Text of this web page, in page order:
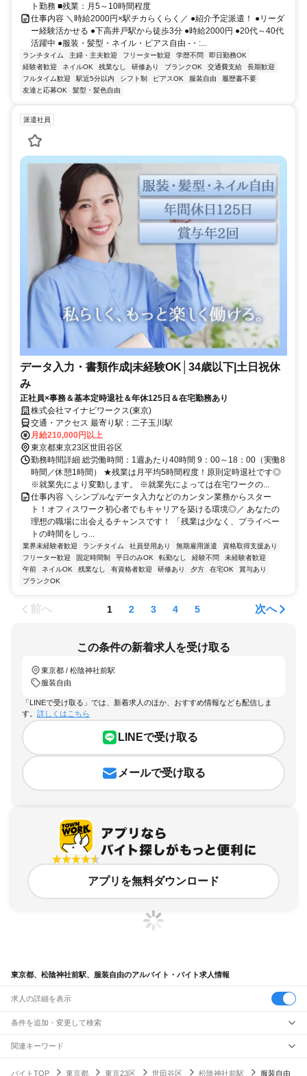
ト勤務 ■残業：月5～10時間程度
仕事内容 ＼時給2000円×駅チカらくらく／ ●紹介予定派遣！ ●リーダ
ー経験活かせる ●下高井戸駅から徒歩3分 ●時給2000円 ●20代～40代
活躍中 ●服装・髪型・ネイル・ピアス自由 -・:...
ランチタイム 主婦・主夫歓迎 フリーター歓迎 学歴不問
即日勤務OK
経験者歓迎
ネイルOK 残業なし 研修あり ブランクOK 交通費支給
長期歓迎
フルタイム歓迎
駅近5分以内 シフト制 ピアスOK 服装自由
履歴書不要
友達と応募OK
髪型・髪色自由
派遣社員
データ入力・書類作成|未経験OK│34歳以下|土日祝休
み
正社員×事務＆基本定時退社＆年休125日＆在宅勤務あり
株式会社マイナビワークス(東京)
交通・アクセス 最寄り駅：二子玉川駅
月給210,000円以上
東京都東京23区世田谷区
勤務時間詳細 総労働時間：1週あたり40時間 9：00～18：00（実働8
時間／休憩1時間） ★残業は月平均5時間程度！原則定時退社です◎
※就業先により変動します。 ※就業先によっては在宅ワークの...
仕事内容 ＼シンプルなデータ入力などのカンタン業務からスター
ト！オフィスワーク初心者でもキャリアを築ける環境◎／ あなたの
理想の職場に出会えるチャンスです！ 「残業は少なく、プライベー
トの時間をしっ...
業界未経験者歓迎 ランチタイム 社員登用あり 無期雇用派遣
資格取得支援あり
フリーター歓迎
固定時間制 平日のみOK 転勤なし 経験不問
未経験者歓迎
午前
ネイルOK 残業なし 有資格者歓迎 研修あり 夕方 在宅OK
賞与あり
ブランクOK
前へ 1 2 3 4 5 次へ
この条件の新着求人を受け取る
東京都 / 松陰神社前駅
服装自由
「LINEで受け取る」では、新着求人のほか、おすすめ情報なども配信しま
す。 詳しくはこちら
LINEで受け取る
メールで受け取る
アプリを無料ダウンロード
東京都、松陰神社前駅、服装自由のアルバイト・バイト求人情報
求人の詳細を表示
条件を追加・変更して検索
市区町村を追加・変更
駅を追加・変更
関連キーワード
バイトTOP
東京都 東京23区 世田谷区 松陰神社前駅 服装自由